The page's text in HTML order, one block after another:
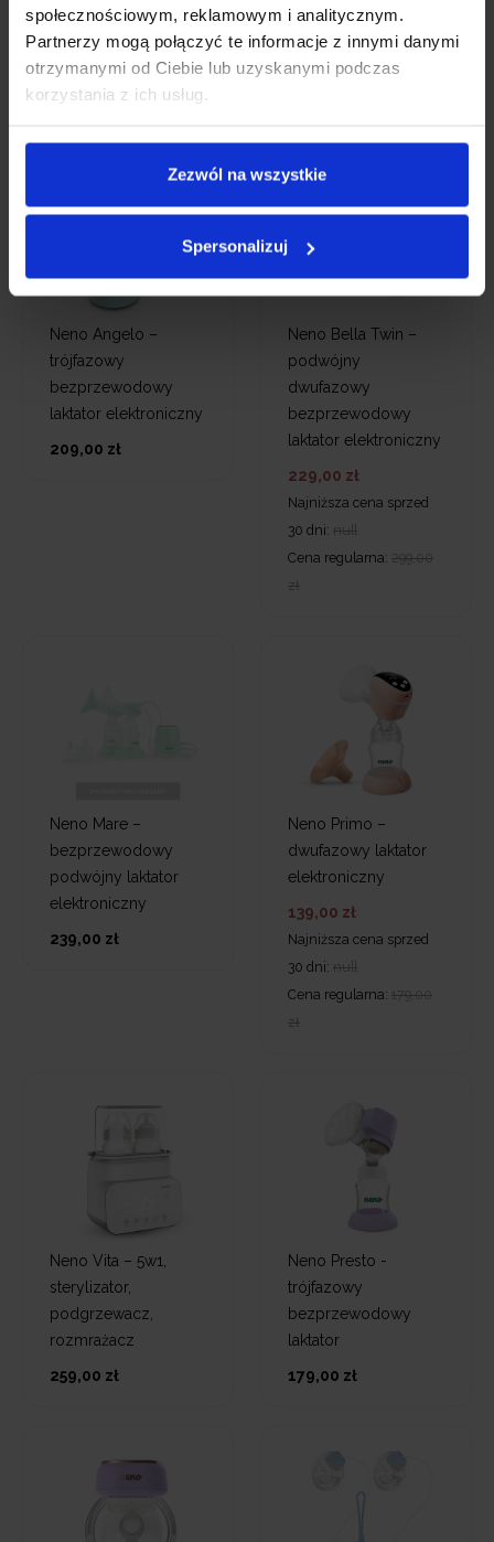
społecznościowym, reklamowym i analitycznym.
Partnerzy mogą połączyć te informacje z innymi danymi
otrzymanymi od Ciebie lub uzyskanymi podczas
korzystania z ich usług.
Zezwól na wszystkie
Spersonalizuj
Najniższa cena sprzed
30 dni:null
Cena regularna: 179,00
zł
Neno Angelo –
trójfazowy
bezprzewodowy
laktator elektroniczny
209,00 zł
Neno Bella Twin –
podwójny
dwufazowy
bezprzewodowy
laktator elektroniczny
229,00 zł
Najniższa cena sprzed
30 dni: null
Cena regularna: 299,00
zł
Neno Mare –
bezprzewodowy
podwójny laktator
elektroniczny
239,00 zł
Neno Primo –
dwufazowy laktator
elektroniczny
139,00 zł
Najniższa cena sprzed
30 dni: null
Cena regularna: 179,00
zł
Neno Vita – 5w1,
sterylizator,
podgrzewacz,
rozmrażacz
259,00 zł
Neno Presto -
trójfazowy
bezprzewodowy
laktator
179,00 zł